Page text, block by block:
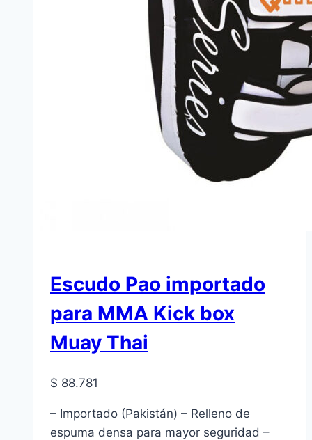
Escudo Pao importado
para MMA Kick box
Muay Thai
$ 88.781
– Importado (Pakistán) – Relleno de
espuma densa para mayor seguridad –